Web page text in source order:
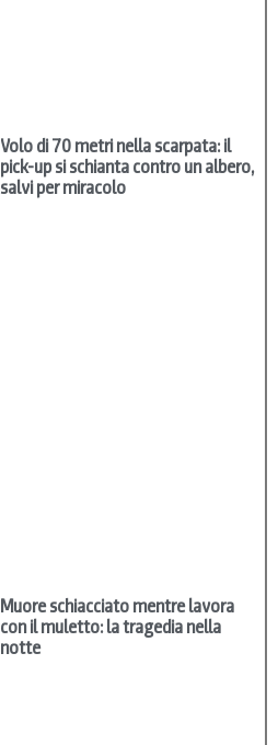
Volo di 70 metri nella scarpata: il
pick-up si schianta contro un albero,
salvi per miracolo
Muore schiacciato mentre lavora
con il muletto: la tragedia nella
notte